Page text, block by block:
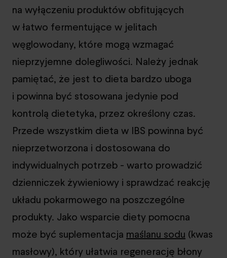
na wyłączeniu produktów obfitujących
w łatwo fermentujące w jelitach
węglowodany, które mogą wzmagać
nieprzyjemne dolegliwości. Należy jednak
pamiętać, że jest to dieta bardzo uboga
i powinna być stosowana jedynie pod
kontrolą dietetyka, przez określony czas.
Przede wszystkim dieta w IBS powinna być
nieprzetworzona i dostosowana do
indywidualnych potrzeb - warto prowadzić
dzienniczek żywieniowy i sprawdzać reakcję
układu pokarmowego na poszczególne
produkty. Jako wsparcie diety pomocna
może być suplementacja maślanu sodu (kwas
masłowy), który ułatwia regenerację błony